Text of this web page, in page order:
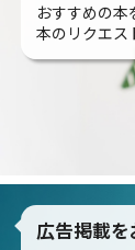
おすすめの本
本のリクエス
広告掲載を